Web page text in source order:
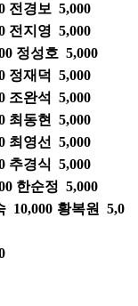
전경보 5,000
전지영 5,000
정성호 5,000
정재덕 5,000
조완석 5,000
최동현 5,000
최영선 5,000
추경식 5,000
한순정 5,000
10,000 황복원 5,0